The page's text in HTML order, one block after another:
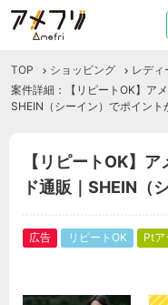
TOP ショッピング レディ
案件詳細：【リピートOK】ア
SHEIN（シーイン）でポイント
【リピートOK】
ド通販｜SHEIN（
広告 リピートOK Ptア